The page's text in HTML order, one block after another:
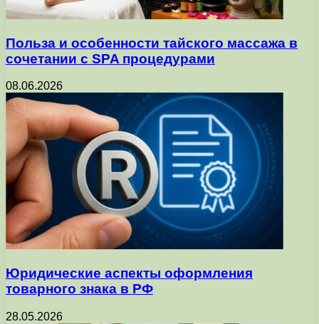
Польза и особенности тайского массажа в
сочетании с SPA процедурами
08.06.2026
Юридические аспекты оформления
товарного знака в РФ
28.05.2026